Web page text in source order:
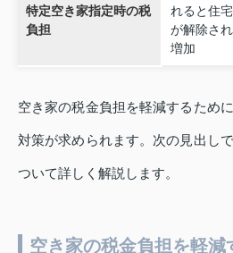
特定空き家指定時の税
負担
れると住
が解除さ
増加
空き家の税金負担を軽減するため
対策が求められます。次の見出し
ついて詳しく解説します。
空き家の税金負担を軽減